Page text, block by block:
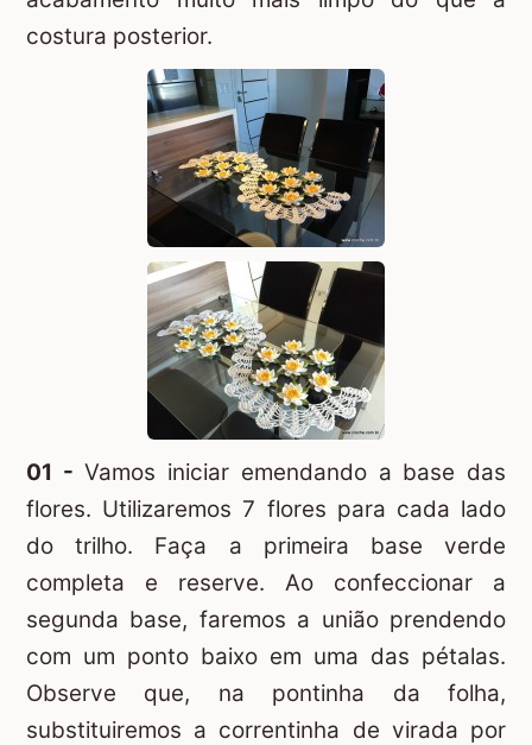
costura posterior.
01 - Vamos iniciar emendando a base das
flores. Utilizaremos 7 flores para cada lado
do trilho. Faça a primeira base verde
completa e reserve. Ao confeccionar a
segunda base, faremos a união prendendo
com um ponto baixo em uma das pétalas.
Observe que, na pontinha da folha,
substituiremos a correntinha de virada por